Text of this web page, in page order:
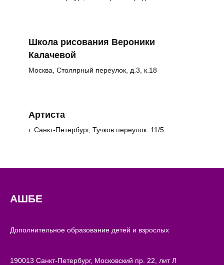
Школа рисования Вероники
Калачевой
Москва, Столярный переулок, д.3, к.18
Артиста
г. Санкт-Петербург, Тучков переулок. 11/5
АШБЕ
Дополнительное образование детей и взрослых
190013 Санкт-Петербург, Московский пр. 22, лит Л